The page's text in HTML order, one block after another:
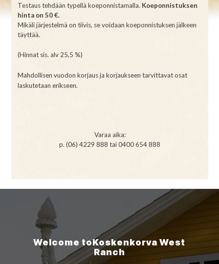
Testaus tehdään typellä koeponnistamalla. Koeponnistuksen
hinta on 50 €.
Mikäli järjestelmä on tiivis, se voidaan koeponnistuksen jälkeen
täyttää.
(Hinnat sis. alv 25,5 %)
Mahdollisen vuodon korjaus ja korjaukseen tarvittavat osat
laskutetaan erikseen.
Varaa aika:
p. (06) 4229 888 tai 0400 654 888
Welcome toKoskenkorvaWest
Ranch